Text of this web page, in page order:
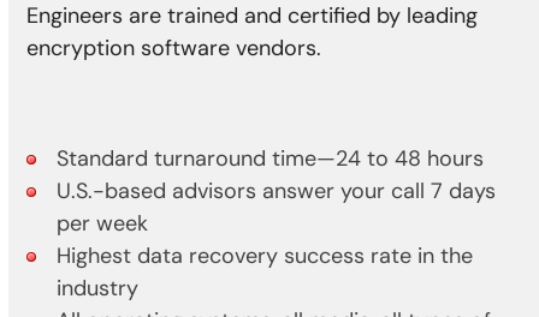
Engineers are trained and certified by leading
encryption software vendors.
Standard turnaround time—24 to 48 hours
U.S.-based advisors answer your call 7 days
per week
Highest data recovery success rate in the
industry